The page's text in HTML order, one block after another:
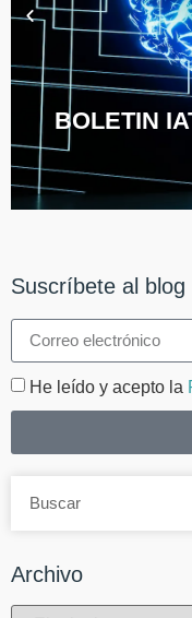
BOLETIN
Suscríbete al blog
He leído y acepto la
Archivo